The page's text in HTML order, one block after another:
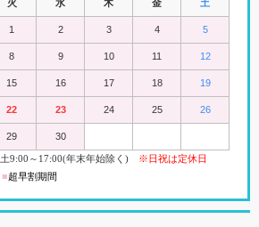
火 水 木 金 土
1 2 3 4 5
8 9 10 11 12
15 16 17 18 19
22 23 24 25 26
29 30
土9:00 ～ 17:00(年末年始除く) ※日祝は定休日
■超早割期間